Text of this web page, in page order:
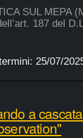
SUL MEPA
187 del
25/07/
a